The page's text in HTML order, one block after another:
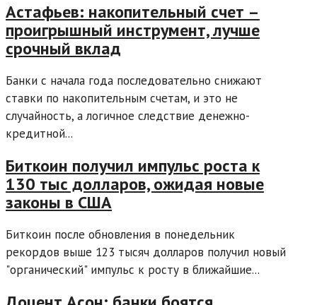
Астафьев: накопительный счет –
проигрышный инструмент, лучше
срочный вклад
Банки с начала года последовательно снижают
ставки по накопительным счетам, и это не
случайность, а логичное следствие денежно-
кредитной...
Биткоин получил импульс роста к
130 тыс долларов, ожидая новые
законы в США
Биткоин после обновления в понедельник
рекордов выше 123 тысяч долларов получил новый
"органический" импульс к росту в ближайшие...